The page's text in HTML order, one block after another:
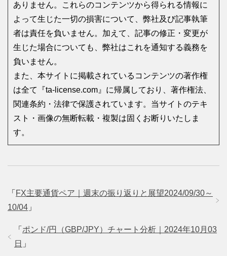
ありません。これらのコンテンツから得られる情報に
よって生じた一切の損害について、弊社及び記事執筆
者は責任を負いません。加えて、記事の修正・変更が
生じた場合についても、弊社はこれを通知する義務を
負いません。
また、本サイトに掲載されているコンテンツの著作権
は全て『ta-license.com』に帰属しており、著作権法、
関連条約・法律で保護されています。当サイトのテキ
スト・画像の無断転載・複製は固くお断りいたしま
す。
「 FX主要通貨ペア｜週末の振り返りと展望2024/09/30～
10/04 」
「 ポンド/円（GBP/JPY）チャート分析｜2024年10月03
日 」